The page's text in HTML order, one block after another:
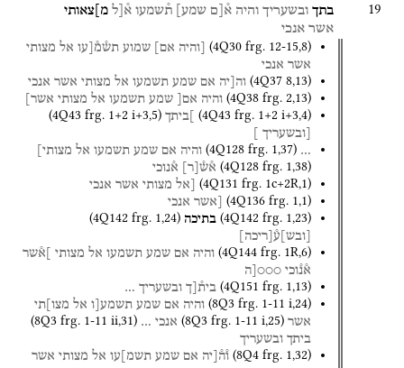
19 בתך ובשעריך והיה א֯[ם שמע] ת֯שמעו א֯[ל מ]צאותי
אשר אנכי
(4Q30 frg. 12-15,8) [והיה אם] שמוע תש֯מ֯[עו אל מצותי
אשר אנכי
(4Q37 8,13) וה[יה אם שמע תשמעו אל מצותי אשר אנכי
(4Q38 frg. 2,13) והיה אם[ שמע תשמעו אל מצותי אשר]
(4Q43 frg. 1+2 i+3,4) ]ביתך (4Q43 frg. 1+2 i+3,5)
[ובשעריך
…
(4Q128 frg. 1,37) והיה אם שמע תשמעו אל מצותי]
(4Q128 frg. 1,38) א֯ש֯ ר א֯נוכי
(4Q131 frg. 1c+2R,1) [אל מצותי אשר אנכי
(4Q136 frg. 1,1) [אשר אנכי
(4Q142 frg. 1,23) בתיכה (4Q142 frg. 1,24)
ובש ע֯ ריכה
(4Q144 frg. 1R,6) והיה אם שמע תשמעו אל מצותי
]א֯שר
א֯נ֯וכי ○○○[ה
(4Q151 frg. 1,13) בית֯[ך ובשעריך …
(8Q3 frg. 1-11 i,24) והיה אם שמע תשמע[ו אל מצו]תי
אשר
(8Q3 frg. 1-11 i,25) אנכי …
(8Q3 frg. 1-11 ii,31)
ביתך ובשעריך
(8Q4 frg. 1,32) ו֯ה֯[יה אם שמע תשמ]עו אל מצותי אשר